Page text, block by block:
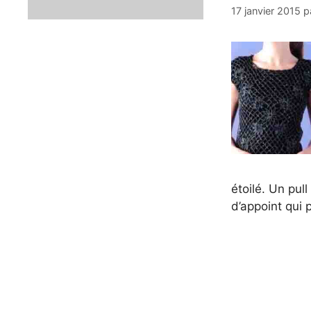
17 janvier 2015
étoilé. Un
d’appoint qui